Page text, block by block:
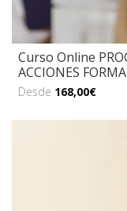
Curso Online
ACCIONES
Desde 168,00€